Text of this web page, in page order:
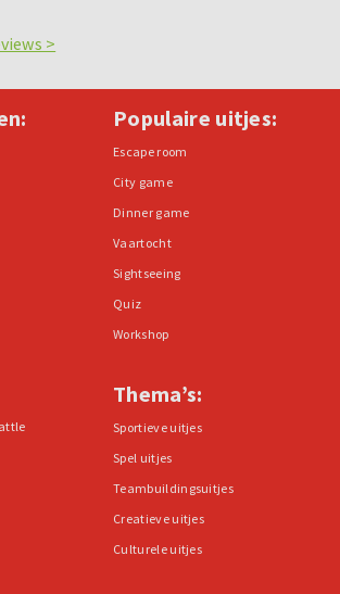
>
Populaire uitjes:
Escape room
City game
Dinner game
Vaartocht
Sightseeing
Quiz
Workshop
Thema’s:
Sportieve uitjes
Spel uitjes
Teambuildingsuitjes
Creatieve uitjes
Culturele uitjes